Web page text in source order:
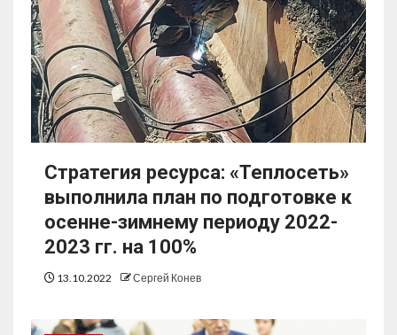
Стратегия ресурса: «Теплосеть»
выполнила план по подготовке к
осенне-зимнему периоду 2022-
2023 гг. на 100%
13.10.2022 Сергей Конев